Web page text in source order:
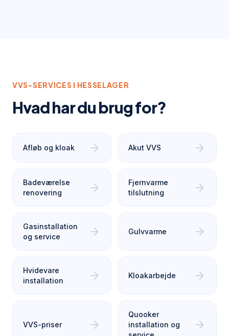
VVS-SERVICES I HESSELAGER
Hvad har du brug for?
Afløb og kloak arrow_forward Akut VVS arrow_forward
Badeværelse
renovering
arrow_forward
Fjernvarme
tilslutning
arrow_forward
Gasinstallation
og service
arrow_forward Gulvvarme arrow_forward
Hvidevare
installation
arrow_forward Kloakarbejde arrow_forward
VVS-priser arrow_forward
Quooker
installation og
arrow_forward